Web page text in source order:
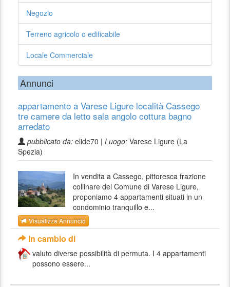
Negozio
Terreno agricolo o edificabile
Locale Commerciale
Annunci
appartamento a Varese Ligure località Cassego
tre camere da letto sala angolo cottura bagno
arredato
pubblicato da: elide70 | Luogo: Varese Ligure (La
Spezia)
In vendita a Cassego, pittoresca frazione
collinare del Comune di Varese Ligure,
proponiamo 4 appartamenti situati in un
condominio tranquillo e...
Visualizza Annuncio
In cambio di
valuto diverse possibilità di permuta. I 4 appartamenti
possono essere...